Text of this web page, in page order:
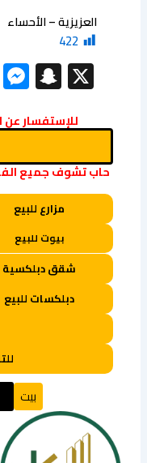
العزيزية – الأحساء
422
X
للإستفسار عن
حاب تشوف جميع
مزارع للبيع
بيوت للبيع
شقق دبلكسية
دبلكسات للبيع
بيت